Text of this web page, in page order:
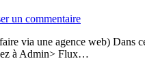
un commentaire
via une agence web)
à Admin> Flux…